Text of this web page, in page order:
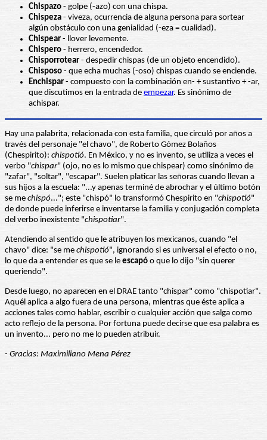
Chispazo - golpe (-azo) con una chispa.
Chispeza - viveza, ocurrencia de alguna persona para sortear
algún obstáculo con una genialidad (-eza = cualidad).
Chispear - llover levemente.
Chispero - herrero, encendedor.
Chisporrotear - despedir chispas (de un objeto encendido).
Chisposo - que echa muchas (-oso) chispas cuando se enciende.
Enchispar - compuesto con la combinación en- + sustantivo + -ar,
que discutimos en la entrada de empezar. Es sinónimo de
achispar.
Hay una palabrita, relacionada con esta familia, que circuló por años a
través del personaje "el chavo", de Roberto Gómez Bolaños
(Chespirito): chispotió. En México, y no es invento, se utiliza a veces el
verbo "chispar" (ojo, no es lo mismo que chispear) como sinónimo de
"zafar", "soltar", "escapar". Suelen platicar las señoras cuando llevan a
sus hijos a la escuela: "...y apenas terminé de abrochar y el último botón
se me chispó..."; este "chispó" lo transformó Chespirito en "chispotió"
de donde puede inferirse e inventarse la familia y conjugación completa
del verbo inexistente "chispotiar".
Atendiendo al sentido que le atribuyen los mexicanos, cuando "el
chavo" dice: "se me chispotió", ignorando si es universal el efecto o no,
lo que da a entender es que se le escapó o que lo dijo "sin querer
queriendo".
Desde luego, no aparecen en el DRAE tanto "chispar" como "chispotiar".
Aquél aplica a algo fuera de una persona, mientras que éste aplica a
acciones tales como hablar, escribir o cualquier acción que salga como
acto reflejo de la persona. Por fortuna puede decirse que esa palabra es
un invento... pero no me lo pueden atribuir.
- Gracias: Maximiliano Mena Pérez